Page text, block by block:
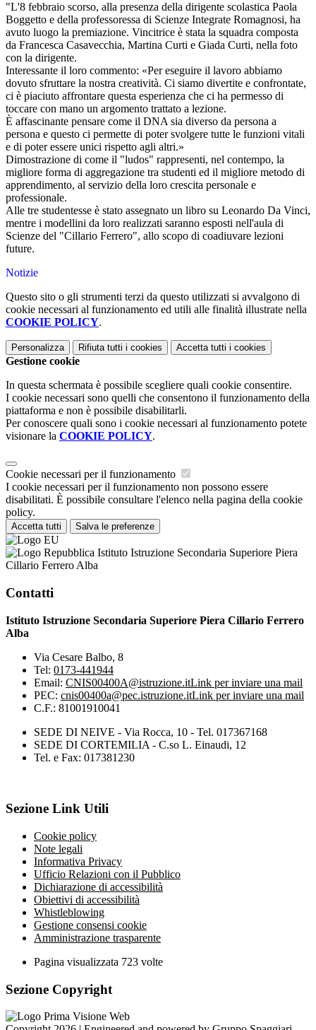
"L'8 febbraio scorso, alla presenza della dirigente scolastica Paola
Boggetto e della professoressa di Scienze Integrate Romagnosi, ha
avuto luogo la premiazione. Vincitrice è stata la squadra composta
da Francesca Casavecchia, Martina Curti e Giada Curti, nella foto
con la dirigente.
Interessante il loro commento: «Per eseguire il lavoro abbiamo
dovuto sfruttare la nostra creatività. Ci siamo divertite e confrontate,
ci è piaciuto affrontare questa esperienza che ci ha permesso di
toccare con mano un argomento trattato a lezione.
È affascinante pensare come il DNA sia diverso da persona a
persona e questo ci permette di poter svolgere tutte le funzioni vitali
e di poter essere unici rispetto agli altri.»
Dimostrazione di come il "ludos" rappresenti, nel contempo, la
migliore forma di aggregazione tra studenti ed il migliore metodo di
apprendimento, al servizio della loro crescita personale e
professionale.
Alle tre studentesse è stato assegnato un libro su Leonardo Da Vinci,
mentre i modellini da loro realizzati saranno esposti nell'aula di
Scienze del "Cillario Ferrero", allo scopo di coadiuvare lezioni
future.
Notizie
Questo sito o gli strumenti terzi da questo utilizzati si avvalgono di
cookie necessari al funzionamento ed utili alle finalità illustrate nella
COOKIE POLICY.
Personalizza Rifiuta tutti i cookies Accetta tutti i cookies
Gestione cookie
In questa schermata è possibile scegliere quali cookie consentire.
I cookie necessari sono quelli che consentono il funzionamento della
piattaforma e non è possibile disabilitarli.
Per conoscere quali sono i cookie necessari al funzionamento potete
visionare la COOKIE POLICY.
Cookie necessari per il funzionamento
I cookie necessari per il funzionamento non possono essere
disabilitati. È possibile consultare l'elenco nella pagina della cookie
policy.
Accetta tutti Salva le preferenze
Istituto Istruzione Secondaria Superiore Piera
Cillario Ferrero Alba
Contatti
Istituto Istruzione Secondaria Superiore Piera Cillario Ferrero
Alba
Via Cesare Balbo, 8
Tel: 0173-441944
Email: CNIS00400A@istruzione.itLink per inviare una mail
PEC: cnis00400a@pec.istruzione.itLink per inviare una mail
C.F.: 81001910041
SEDE DI NEIVE - Via Rocca, 10 - Tel. 017367168
SEDE DI CORTEMILIA - C.so L. Einaudi, 12
Tel. e Fax: 017381230
Sezione Link Utili
Cookie policy
Note legali
Informativa Privacy
Ufficio Relazioni con il Pubblico
Dichiarazione di accessibilità
Obiettivi di accessibilità
Whistleblowing
Gestione consensi cookie
Amministrazione trasparente
Pagina visualizzata 723 volte
Sezione Copyright